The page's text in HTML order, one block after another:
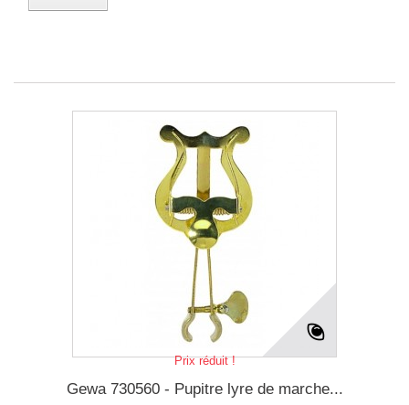
Prix réduit !
Gewa 730560 - Pupitre lyre de marche...